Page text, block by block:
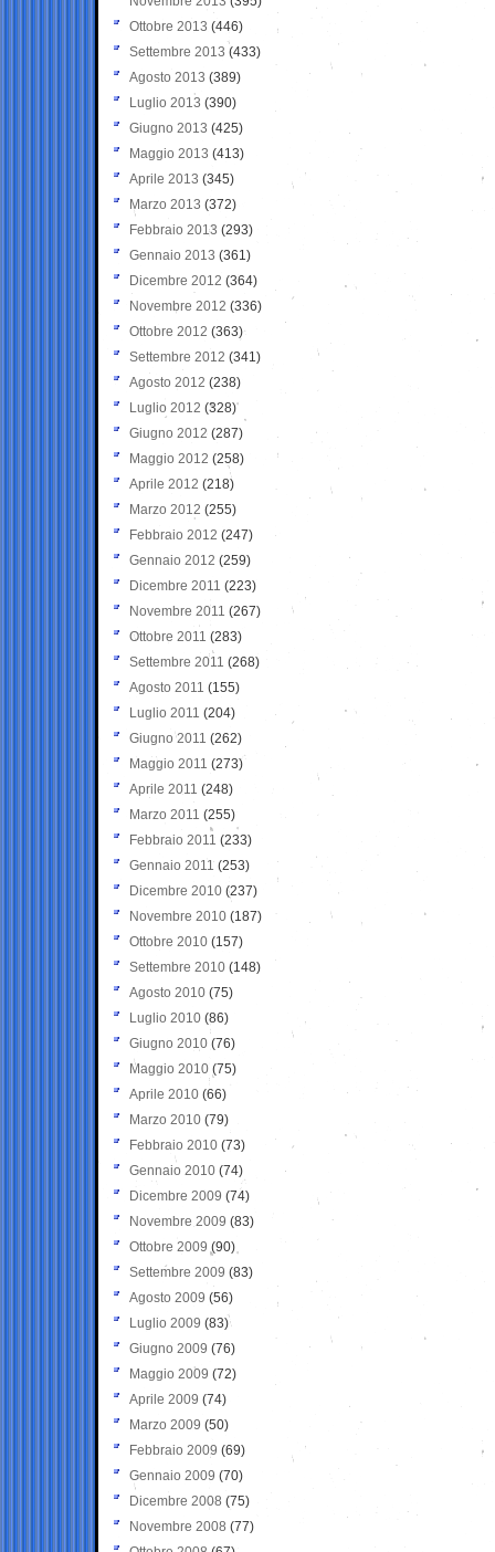
Ottobre 2013 (446)
Settembre 2013 (433)
Agosto 2013 (389)
Luglio 2013 (390)
Giugno 2013 (425)
Maggio 2013 (413)
Aprile 2013 (345)
Marzo 2013 (372)
Febbraio 2013 (293)
Gennaio 2013 (361)
Dicembre 2012 (364)
Novembre 2012 (336)
Ottobre 2012 (363)
Settembre 2012 (341)
Agosto 2012 (238)
Luglio 2012 (328)
Giugno 2012 (287)
Maggio 2012 (258)
Aprile 2012 (218)
Marzo 2012 (255)
Febbraio 2012 (247)
Gennaio 2012 (259)
Dicembre 2011 (223)
Novembre 2011 (267)
Ottobre 2011 (283)
Settembre 2011 (268)
Agosto 2011 (155)
Luglio 2011 (204)
Giugno 2011 (262)
Maggio 2011 (273)
Aprile 2011 (248)
Marzo 2011 (255)
Febbraio 2011 (233)
Gennaio 2011 (253)
Dicembre 2010 (237)
Novembre 2010 (187)
Ottobre 2010 (157)
Settembre 2010 (148)
Agosto 2010 (75)
Luglio 2010 (86)
Giugno 2010 (76)
Maggio 2010 (75)
Aprile 2010 (66)
Marzo 2010 (79)
Febbraio 2010 (73)
Gennaio 2010 (74)
Dicembre 2009 (74)
Novembre 2009 (83)
Ottobre 2009 (90)
Settembre 2009 (83)
Agosto 2009 (56)
Luglio 2009 (83)
Giugno 2009 (76)
Maggio 2009 (72)
Aprile 2009 (74)
Marzo 2009 (50)
Febbraio 2009 (69)
Gennaio 2009 (70)
Dicembre 2008 (75)
Novembre 2008 (77)